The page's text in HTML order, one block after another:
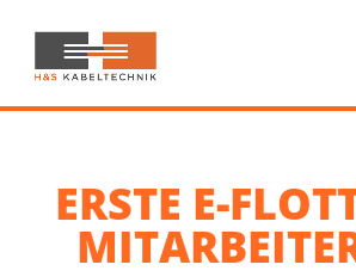
Inhalt
springen
H&S
Kabeltechnik
ERSTE E-